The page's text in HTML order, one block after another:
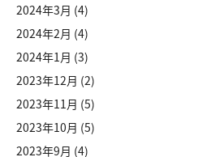
2024年3月 (4)
2024年2月 (4)
2024年1月 (3)
2023年12月 (2)
2023年11月 (5)
2023年10月 (5)
2023年9月 (4)